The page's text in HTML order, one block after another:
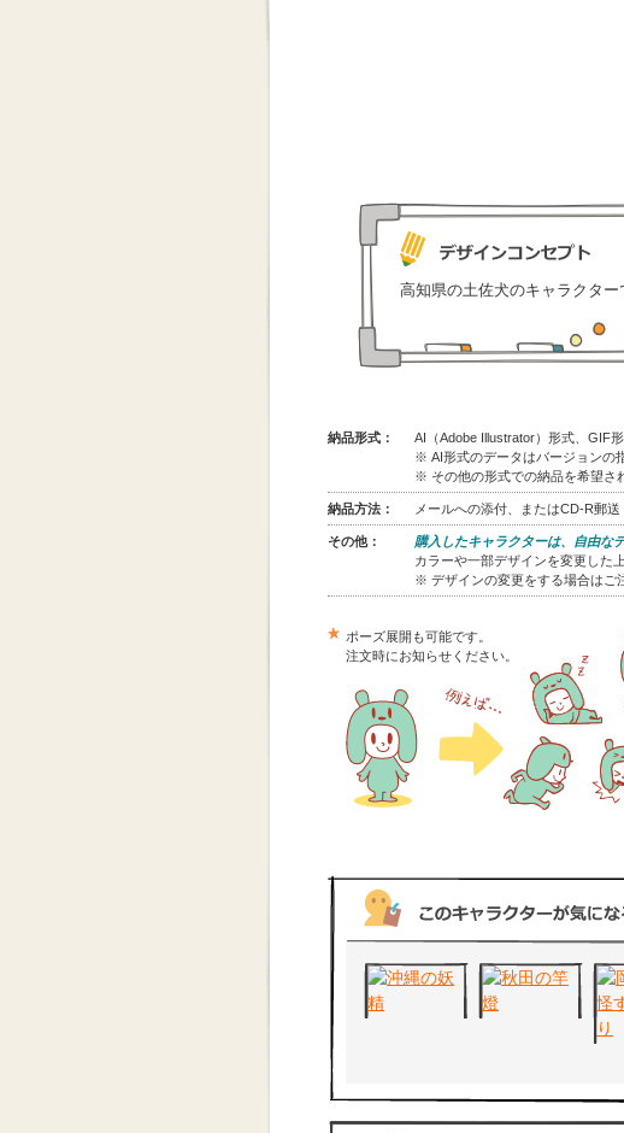
高知県の土佐犬のキャラクタ
納品形式：
AI（Adobe Illustrator）形式、GIF
※ AI形式のデータはバージョンの
※ その他の形式での納品を希望さ
納品方法： メールへの添付、またはCD-R郵送
その他： 購入したキャラクターは、自由な
カラーや一部デザインを変更した
※ デザインの変更をする場合はご
ポーズ展開も可能です。
注文時にお知らせください。